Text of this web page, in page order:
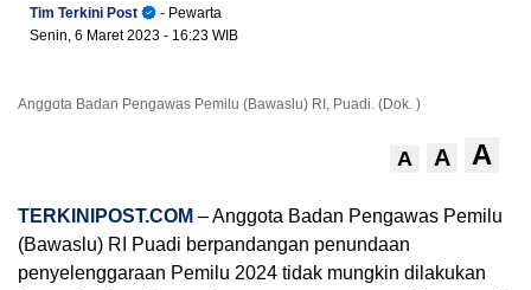
Tim Terkini Post
- Pewarta
Senin, 6 Maret 2023 - 16:23 WIB
Anggota Badan Pengawas Pemilu (Bawaslu) RI, Puadi. (Dok. )
A A A
TERKINIPOST.COM – Anggota Badan Pengawas Pemilu
(Bawaslu) RI Puadi berpandangan penundaan
penyelenggaraan Pemilu 2024 tidak mungkin dilakukan